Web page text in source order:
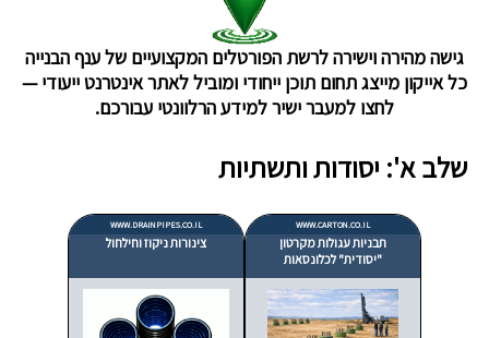
גישה מהירה וישירה לרשת הפורטלים המקצועיים של ענף הבנייה
כל אייקון מייצג תחום תוכן ייחודי ומוביל לאתר אינטרנט ייעודי —
לחצו למעבר ישיר למידע הרלוונטי עבורכם.
שלב א': יסודות ותשתיות
WWW.CARTON.CO.IL
תבניות עגולות מקרטון
"יסודית" לכלונסאות
WWW.DRAINPIPES.CO.IL
צינורות ניקוז וחילחול